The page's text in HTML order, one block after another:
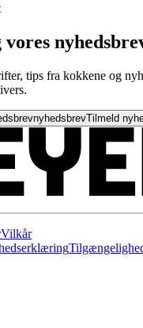
tips fra kokkene og
nyhedsbrevTilmeld
Vilkår